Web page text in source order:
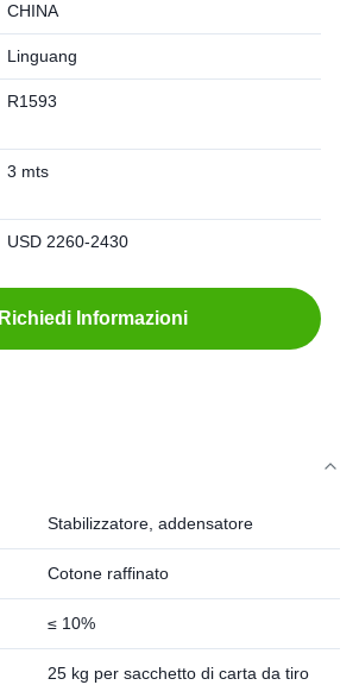
CHINA
Linguang
R1593
3 mts
USD 2260-2430
Richiedi Informazioni
Stabilizzatore, addensatore
Cotone raffinato
≤ 10%
25 kg per sacchetto di carta da tiro